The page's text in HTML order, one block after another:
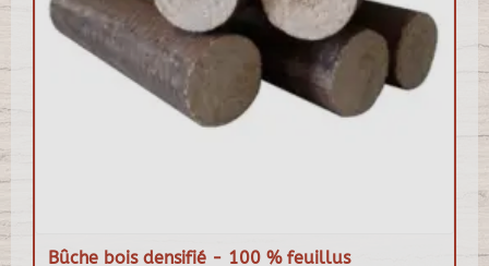
Bûche bois densifié - 100 % feuillus